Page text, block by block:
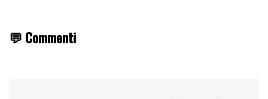
💬 Commenti